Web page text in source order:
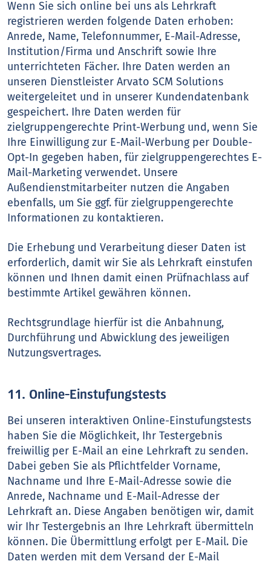
Wenn Sie sich online bei uns als Lehrkraft
registrieren werden folgende Daten erhoben:
Anrede, Name, Telefonnummer, E-Mail-Adresse,
Institution/Firma und Anschrift sowie Ihre
unterrichteten Fächer. Ihre Daten werden an
unseren Dienstleister Arvato SCM Solutions
weitergeleitet und in unserer Kundendatenbank
gespeichert. Ihre Daten werden für
zielgruppengerechte Print-Werbung und, wenn Sie
Ihre Einwilligung zur E-Mail-Werbung per Double-
Opt-In gegeben haben, für zielgruppengerechtes E-
Mail-Marketing verwendet. Unsere
Außendienstmitarbeiter nutzen die Angaben
ebenfalls, um Sie ggf. für zielgruppengerechte
Informationen zu kontaktieren.
Die Erhebung und Verarbeitung dieser Daten ist
erforderlich, damit wir Sie als Lehrkraft einstufen
können und Ihnen damit einen Prüfnachlass auf
bestimmte Artikel gewähren können.
Rechtsgrundlage hierfür ist die Anbahnung,
Durchführung und Abwicklung des jeweiligen
Nutzungsvertrages.
11. Online-Einstufungstests
Bei unseren interaktiven Online-Einstufungstests
haben Sie die Möglichkeit, Ihr Testergebnis
freiwillig per E-Mail an eine Lehrkraft zu senden.
Dabei geben Sie als Pflichtfelder Vorname,
Nachname und Ihre E-Mail-Adresse sowie die
Anrede, Nachname und E-Mail-Adresse der
Lehrkraft an. Diese Angaben benötigen wir, damit
wir Ihr Testergebnis an Ihre Lehrkraft übermitteln
können. Die Übermittlung erfolgt per E-Mail. Die
Daten werden mit dem Versand der E-Mail